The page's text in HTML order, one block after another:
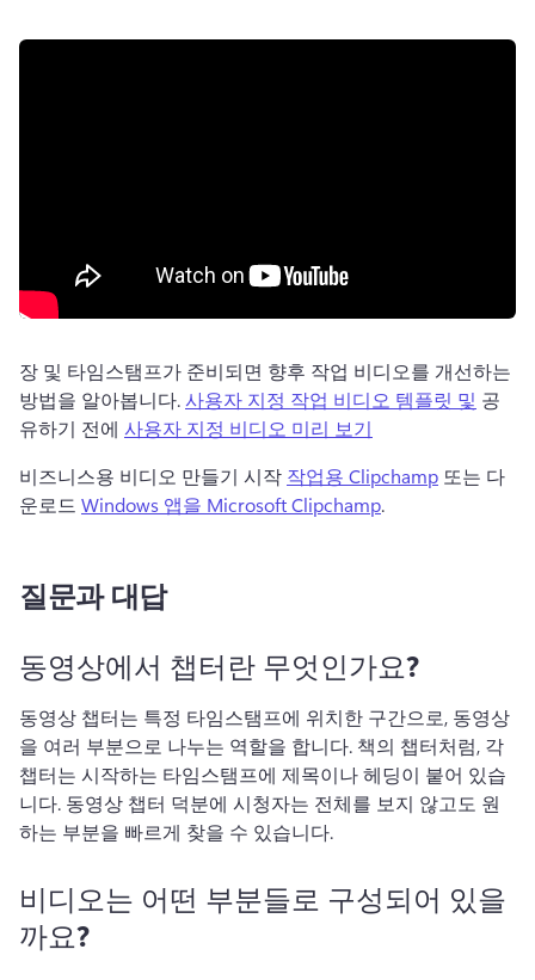
장 및 타임스탬프가 준비되면 향후 작업 비디오를 개선하는
방법을 알아봅니다. 사용자 지정 작업 비디오 템플릿 및 공
유하기 전에 사용자 지정 비디오 미리 보기
비즈니스용 비디오 만들기 시작 작업용 Clipchamp 또는 다
운로드 Windows 앱을 Microsoft Clipchamp.
질문과 대답
동영상에서 챕터란 무엇인가요?
동영상 챕터는 특정 타임스탬프에 위치한 구간으로, 동영상
을 여러 부분으로 나누는 역할을 합니다. 책의 챕터처럼, 각
챕터는 시작하는 타임스탬프에 제목이나 헤딩이 붙어 있습
니다. 동영상 챕터 덕분에 시청자는 전체를 보지 않고도 원
하는 부분을 빠르게 찾을 수 있습니다.
비디오는 어떤 부분들로 구성되어 있을
까요?